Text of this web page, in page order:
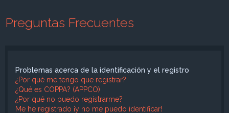
Preguntas Frecuentes
Problemas acerca de la identificación y el registro
¿Por qué me tengo que registrar?
¿Qué es COPPA? (APPCO)
¿Por qué no puedo registrarme?
Me he registrado ¡y no me puedo identificar!